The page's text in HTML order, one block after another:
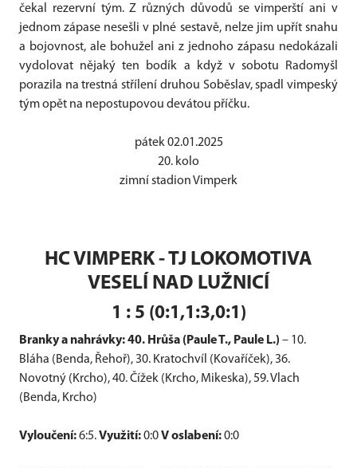
čekal rezervní tým. Z různých důvodů se vimperští ani v
jednom zápase nesešli v plné sestavě, nelze jim upřít snahu
a bojovnost, ale bohužel ani z jednoho zápasu nedokázali
vydolovat nějaký ten bodík a když v sobotu Radomyšl
porazila na trestná střílení druhou Soběslav, spadl vimpeský
tým opět na nepostupovou devátou příčku.
pátek 02.01.2025
20. kolo
zimní stadion Vimperk
HC VIMPERK - TJ LOKOMOTIVA
VESELÍ NAD LUŽNICÍ
1 : 5 (0:1,1:3,0:1)
Branky a nahrávky:40. Hrůša (Paule T., Paule L.) – 10.
Bláha (Benda, Řehoř), 30. Kratochvíl (Kovaříček), 36.
Novotný (Krcho), 40. Čížek (Krcho, Mikeska), 59. Vlach
(Benda, Krcho)
Vyloučení:6:5.Využití:0:0V oslabení:0:0